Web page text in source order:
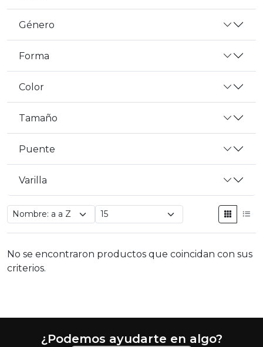
Género
Forma
Color
Tamaño
Puente
Varilla
BANDERAS
No se encontraron productos que coincidan con sus
criterios.
¿Podemos ayudarte en algo?